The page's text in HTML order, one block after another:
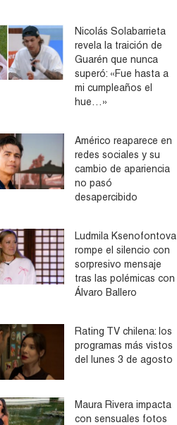
Nicolás Solabarrieta
revela la traición de
Guarén que nunca
superó: «Fue hasta a
mi cumpleaños el
hue…»
Américo reaparece en
redes sociales y su
cambio de apariencia
no pasó
desapercibido
Ludmila Ksenofontova
rompe el silencio con
sorpresivo mensaje
tras las polémicas con
Álvaro Ballero
Rating TV chilena: los
programas más vistos
del lunes 3 de agosto
Maura Rivera impacta
con sensuales fotos